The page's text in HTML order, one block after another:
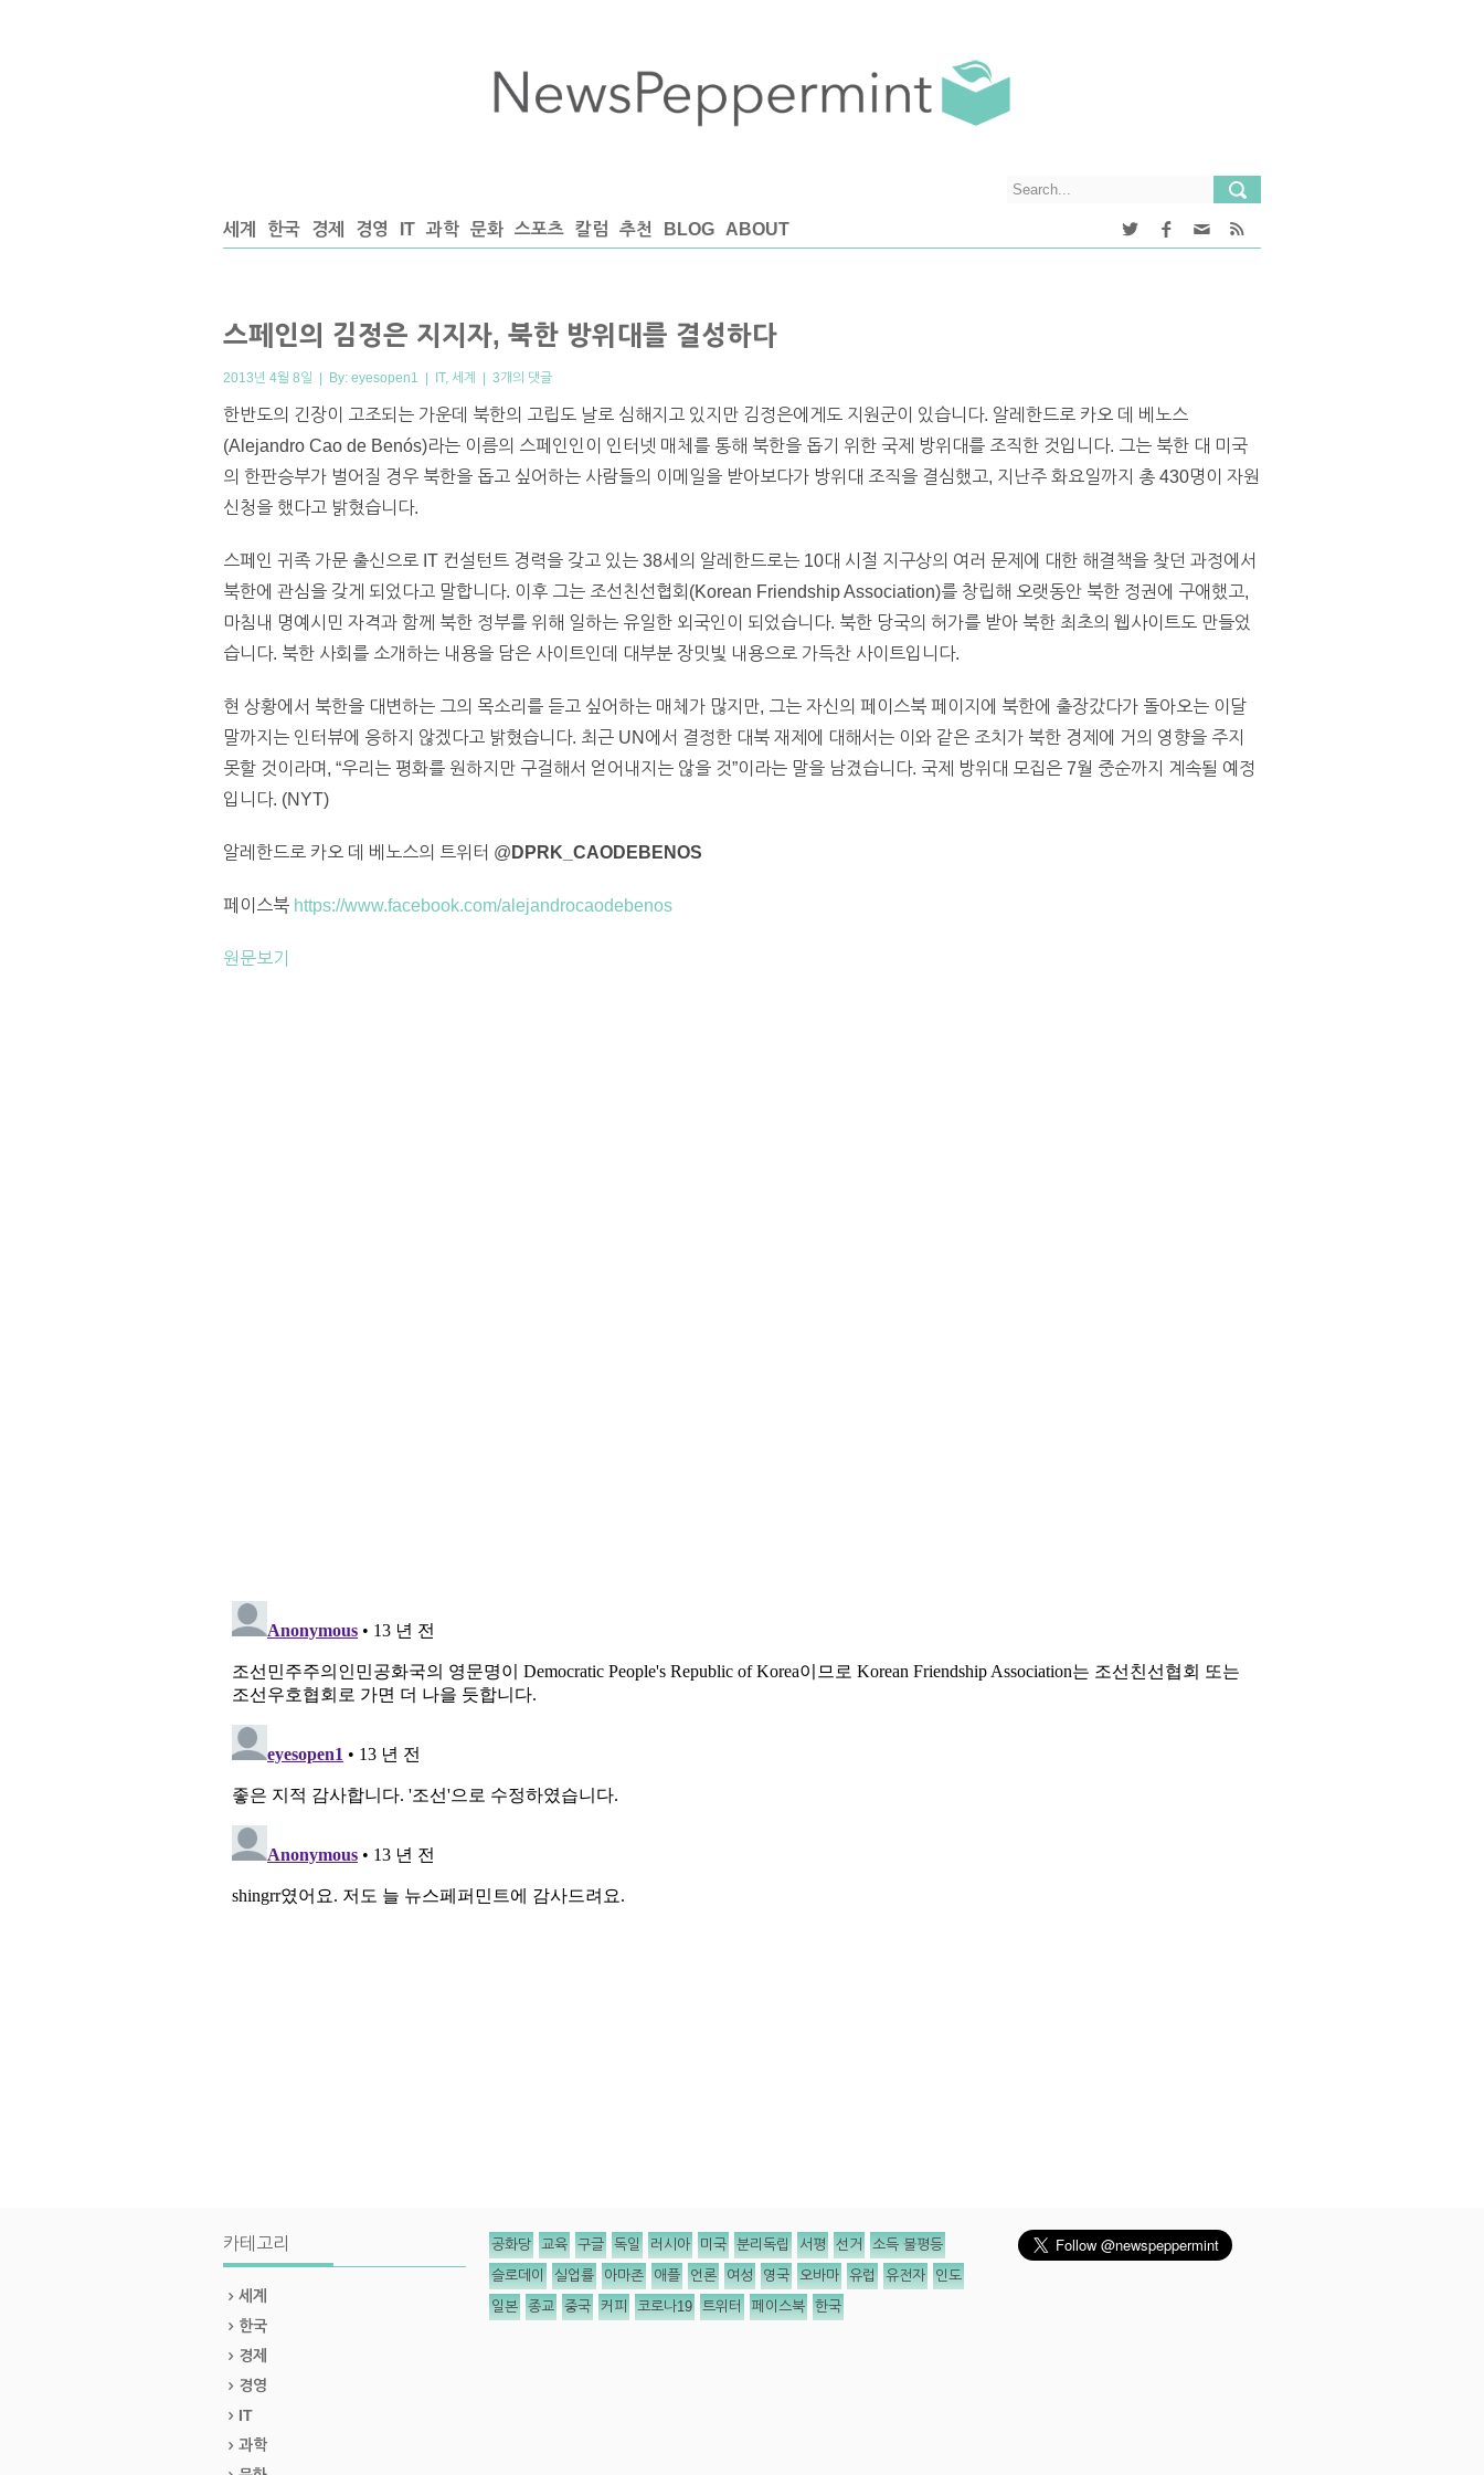
세계 한국 경제 경영 IT 과학 문화 스포츠 칼럼 추천 BLOG ABOUT
스페인의 김정은 지지자, 북한 방위대를 결성하다
2013년 4월 8일 | By: eyesopen1 | IT, 세계 | 3개의 댓글
한반도의 긴장이 고조되는 가운데 북한의 고립도 날로 심해지고 있지만 김정은에게도 지원군이 있습니다. 알레한드로 카오 데 베노스
(Alejandro Cao de Benós)라는 이름의 스페인인이 인터넷 매체를 통해 북한을 돕기 위한 국제 방위대를 조직한 것입니다. 그는 북한 대 미국
의 한판승부가 벌어질 경우 북한을 돕고 싶어하는 사람들의 이메일을 받아보다가 방위대 조직을 결심했고, 지난주 화요일까지 총 430명이 자원
신청을 했다고 밝혔습니다.
스페인 귀족 가문 출신으로 IT 컨설턴트 경력을 갖고 있는 38세의 알레한드로는 10대 시절 지구상의 여러 문제에 대한 해결책을 찾던 과정에서
북한에 관심을 갖게 되었다고 말합니다. 이후 그는 조선친선협회(Korean Friendship Association)를 창립해 오랫동안 북한 정권에 구애했고,
마침내 명예시민 자격과 함께 북한 정부를 위해 일하는 유일한 외국인이 되었습니다. 북한 당국의 허가를 받아 북한 최초의 웹사이트도 만들었
습니다. 북한 사회를 소개하는 내용을 담은 사이트인데 대부분 장밋빛 내용으로 가득찬 사이트입니다.
현 상황에서 북한을 대변하는 그의 목소리를 듣고 싶어하는 매체가 많지만, 그는 자신의 페이스북 페이지에 북한에 출장갔다가 돌아오는 이달
말까지는 인터뷰에 응하지 않겠다고 밝혔습니다. 최근 UN에서 결정한 대북 재제에 대해서는 이와 같은 조치가 북한 경제에 거의 영향을 주지
못할 것이라며, “우리는 평화를 원하지만 구걸해서 얻어내지는 않을 것”이라는 말을 남겼습니다. 국제 방위대 모집은 7월 중순까지 계속될 예정
입니다. (NYT)
알레한드로 카오 데 베노스의 트위터 @ DPRK_CAODEBENOS
페이스북 https://www.facebook.com/alejandrocaodebenos
원문보기
카테고리
세계
한국
경제
경영
IT
과학
공화당 교육 구글 독일 러시아 미국 분리독립 서평 선거 소득 불평등
슬로데이 실업률 아마존 애플 언론 여성 영국 오바마 유럽 유전자 인도
일본 종교 중국 커피 코로나19 트위터 페이스북 한국